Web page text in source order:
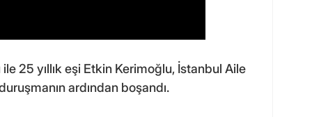
25 yıllık eşi Etkin Kerimoğlu, İstanbul Aile
ardından boşandı.